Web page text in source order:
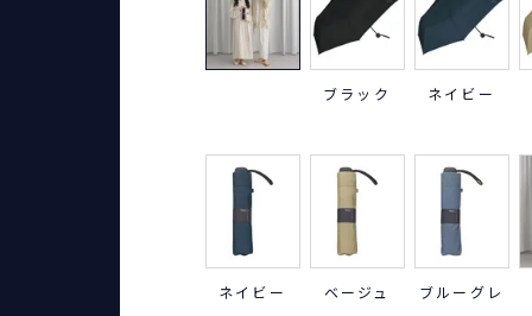
ブラック ネイビー
ネイビー ベージュ
ブルーグレ